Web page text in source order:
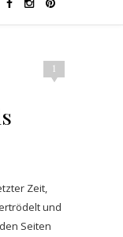
1
Zeit,
und
Seiten